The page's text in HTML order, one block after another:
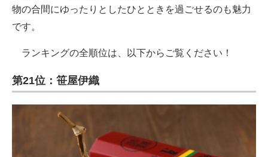
物の合間にゆったりとしたひとときを過ごせるのも魅力
です。
ランキングの全順位は、以下からご覧ください！
第21位：笹屋伊織